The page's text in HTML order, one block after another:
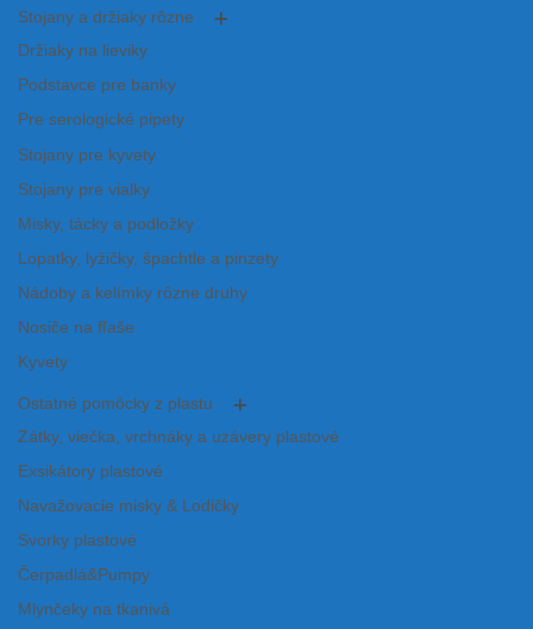
Stojany a držiaky rôzne
Držiaky na lieviky
Podstavce pre banky
Pre serologické pipety
Stojany pre kyvety
Stojany pre vialky
Misky, tácky a podložky
Lopatky, lyžičky, špachtle a pinzety
Nádoby a kelímky rôzne druhy
Nosiče na fľaše
Kyvety
Ostatné pomôcky z plastu
Zátky, viečka, vrchnáky a uzávery plastové
Exsikátory plastové
Navažovacie misky & Lodičky
Svorky plastové
Čerpadlá&Pumpy
Mlynčeky na tkanivá